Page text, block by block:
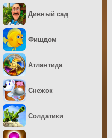
Дивный сад
Фишдом
Атлантида
Снежок
Солдатики